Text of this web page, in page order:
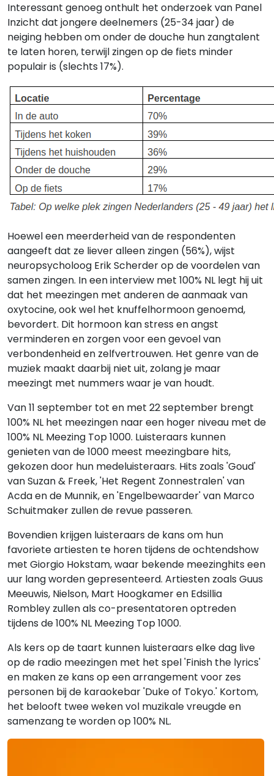
Interessant genoeg onthult het onderzoek van Panel
Inzicht dat jongere deelnemers (25-34 jaar) de
neiging hebben om onder de douche hun zangtalent
te laten horen, terwijl zingen op de fiets minder
populair is (slechts 17%).
Hoewel een meerderheid van de respondenten
aangeeft dat ze liever alleen zingen (56%), wijst
neuropsycholoog Erik Scherder op de voordelen van
samen zingen. In een interview met 100% NL legt hij uit
dat het meezingen met anderen de aanmaak van
oxytocine, ook wel het knuffelhormoon genoemd,
bevordert. Dit hormoon kan stress en angst
verminderen en zorgen voor een gevoel van
verbondenheid en zelfvertrouwen. Het genre van de
muziek maakt daarbij niet uit, zolang je maar
meezingt met nummers waar je van houdt.
Van 11 september tot en met 22 september brengt
100% NL het meezingen naar een hoger niveau met de
100% NL Meezing Top 1000. Luisteraars kunnen
genieten van de 1000 meest meezingbare hits,
gekozen door hun medeluisteraars. Hits zoals 'Goud'
van Suzan & Freek, 'Het Regent Zonnestralen' van
Acda en de Munnik, en 'Engelbewaarder' van Marco
Schuitmaker zullen de revue passeren.
Bovendien krijgen luisteraars de kans om hun
favoriete artiesten te horen tijdens de ochtendshow
met Giorgio Hokstam, waar bekende meezinghits een
uur lang worden gepresenteerd. Artiesten zoals Guus
Meeuwis, Nielson, Mart Hoogkamer en Edsillia
Rombley zullen als co-presentatoren optreden
tijdens de 100% NL Meezing Top 1000.
Als kers op de taart kunnen luisteraars elke dag live
op de radio meezingen met het spel 'Finish the lyrics'
en maken ze kans op een arrangement voor zes
personen bij de karaokebar 'Duke of Tokyo.' Kortom,
het belooft twee weken vol muzikale vreugde en
samenzang te worden op 100% NL.
Gerelateerde hitlijsten